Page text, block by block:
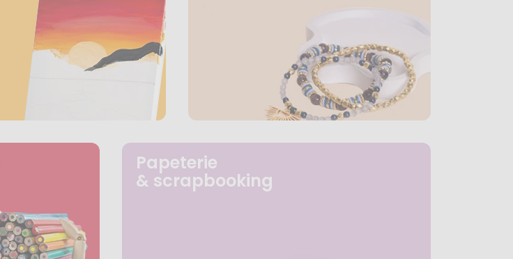
Papeterie
& scrapbooking